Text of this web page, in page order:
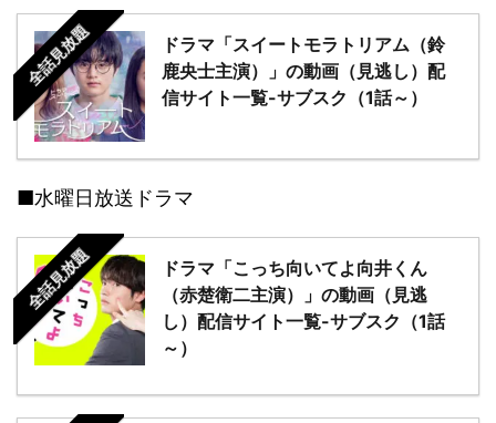
全話見放題
ドラマ「スイートモラトリアム（鈴
鹿央士主演）」の動画（見逃し）配
信サイト一覧-サブスク（1話～）
■水曜日放送ドラマ
全話見放題
ドラマ「こっち向いてよ向井くん
（赤楚衛二主演）」の動画（見逃
し）配信サイト一覧-サブスク（1話
～）